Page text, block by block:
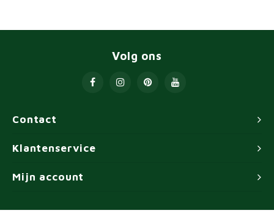
Contact
Volg ons
Klantenservice
Mijn account